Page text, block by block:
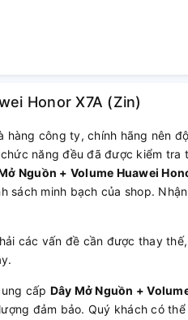
Honor X7A (Zin)
hàng công ty, chính hãng nên
năng đều đã được kiểm tra
Nguồn + Volume Huawei
minh bạch của shop.
các vấn đề cần được thay
cấp Dây Mở Nguồn +
đảm bảo. Quý khách có